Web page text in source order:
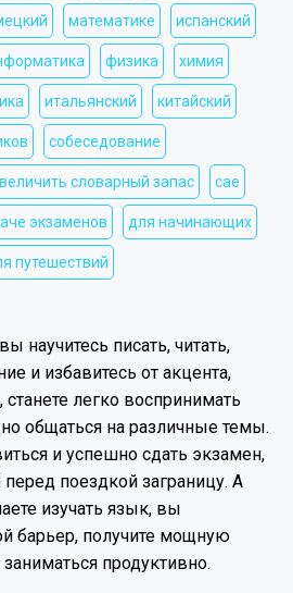
математике испанский
физика химия
итальянский китайский
собеседование
словарный запас cae
экзаменов для начинающих
путешествий
научитесь писать, читать,
и избавитесь от акцента,
станете легко воспринимать
общаться на различные темы.
и успешно сдать экзамен,
поездкой заграницу. А
изучать язык, вы
барьер, получите мощную
продуктивно.